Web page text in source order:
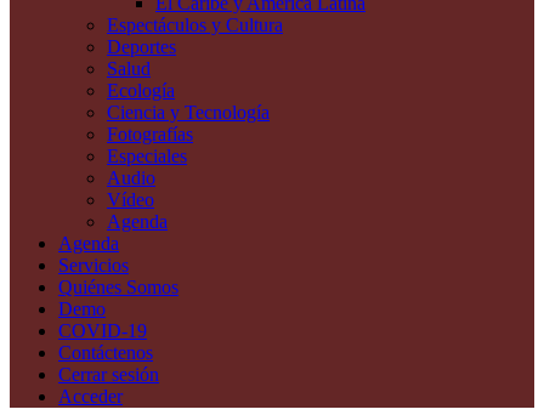
Espectáculos y Cultura
Deportes
Salud
Ecología
Ciencia y Tecnología
Fotografías
Especiales
Audio
Vídeo
Agenda
Agenda
Servicios
Quiénes Somos
Demo
COVID-19
Contáctenos
Cerrar sesión
Acceder